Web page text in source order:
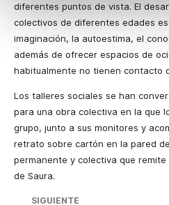
diferentes puntos de vista. El
colectivos de diferentes edades
imaginación, la autoestima, el
además de ofrecer espacios de
habitualmente no tienen contacto
Los talleres sociales se han
para una obra colectiva en la que
grupo, junto a sus monitores y
retrato sobre cartón en la pared
permanente y colectiva que
de Saura.
SIGUIENTE